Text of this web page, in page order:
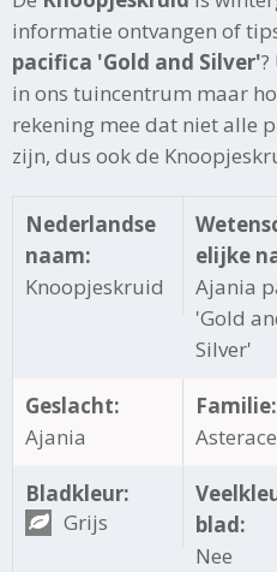
informatie ontvangen of
pacifica 'Gold and Silver'
in ons tuincentrum maar
rekening mee dat niet alle
zijn, dus ook de
Nederlandse
naam:
Knoopjeskruid
elijke
Ajania
'Gold
Silver'
Geslacht:
Ajania
Familie:
Bladkleur:
Grijs
blad:
Nee